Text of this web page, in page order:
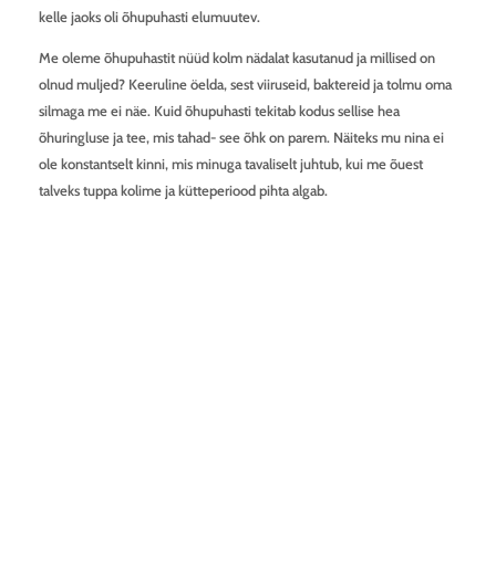
kelle jaoks oli õhupuhasti elumuutev.
Me oleme õhupuhastit nüüd kolm nädalat kasutanud ja millised on
olnud muljed? Keeruline öelda, sest viiruseid, baktereid ja tolmu oma
silmaga me ei näe. Kuid õhupuhasti tekitab kodus sellise hea
õhuringluse ja tee, mis tahad- see õhk on parem. Näiteks mu nina ei
ole konstantselt kinni, mis minuga tavaliselt juhtub, kui me õuest
talveks tuppa kolime ja kütteperiood pihta algab.